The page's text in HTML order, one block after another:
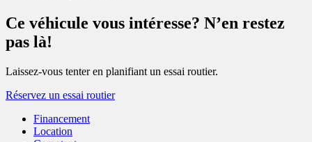
Ce véhicule vous intéresse? N’en restez
pas là!
Laissez-vous tenter en planifiant un essai routier.
Réservez un essai routier
Financement
Location